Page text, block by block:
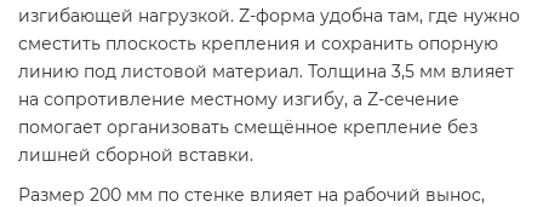
изгибающей нагрузкой. Z-форма удобна там, где нужно
сместить плоскость крепления и сохранить опорную
линию под листовой материал. Толщина 3,5 мм влияет
на сопротивление местному изгибу, а Z-сечение
помогает организовать смещённое крепление без
лишней сборной вставки.
Размер 200 мм по стенке влияет на рабочий вынос,